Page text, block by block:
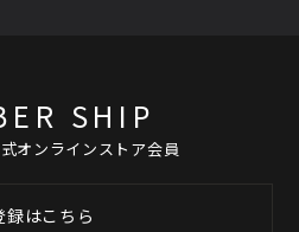
SHIP
オンラインストア会員
録はこちら